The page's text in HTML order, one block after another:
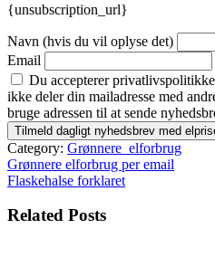
{unsubscription_url}
Navn (hvis du vil oplyse det)
Email
Du accepterer
ikke deler din mailadresse med
bruge adressen til at sende
Category: Grønnere_elforbrug
Indlægsnavigation
Grønnere elforbrug per email
Flaskehalse forklaret
Related Posts